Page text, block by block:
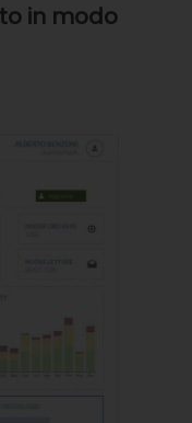
in modo